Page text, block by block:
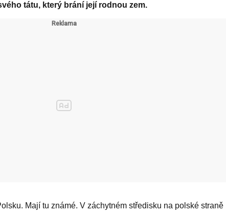
tátu, který brání její rodnou zem.
Mají tu známé. V záchytném středisku na polské straně